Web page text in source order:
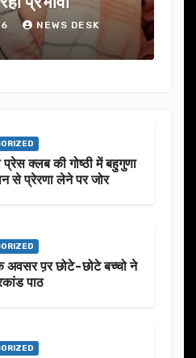
JANUARY 13,
प्रेस क्लब की गोष्ठी में बहुगुणा
से प्रेरणा लेने पर जोर
अवसर प़र छोटे-छोटे बच्चो ने
पाठ